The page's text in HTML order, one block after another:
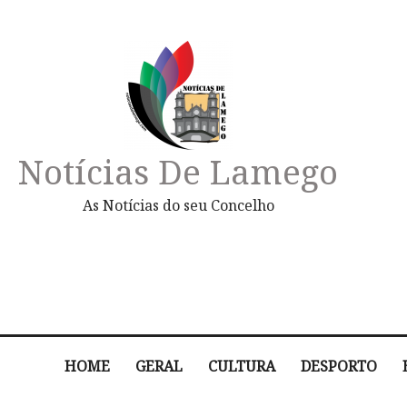
Notícias De Lamego
As Notícias do seu Concelho
HOME GERAL CULTURA DESPORTO